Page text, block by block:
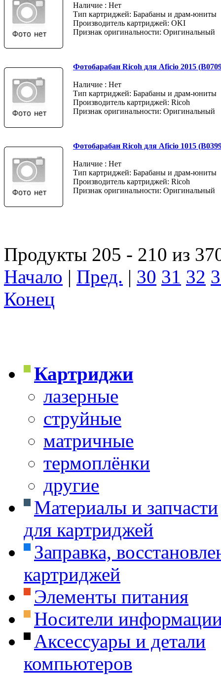
Наличие : Нет
Тип картриджей: Барабаны и драм-юниты
Производитель картриджей: OKI
Признак оригинальности: Оригинальный
Фотобарабан Ricoh для Aficio 2015
Наличие : Нет
Тип картриджей: Барабаны и драм-юниты
Производитель картриджей: Ricoh
Признак оригинальности: Оригинальный
Фотобарабан Ricoh для Aficio 1015
Наличие : Нет
Тип картриджей: Барабаны и драм-юниты
Производитель картриджей: Ricoh
Признак оригинальности: Оригинальный
Продукты 205 - 210 из
Начало | Пред. | 30 31 32
Конец
Картриджи
лазерные
струйные
матричные
термоплёнки
другие
Материалы и запчасти
для картриджей
Заправка,
картриджей
Элементы питания
Носители
Аксессуары и детали
компьютеров